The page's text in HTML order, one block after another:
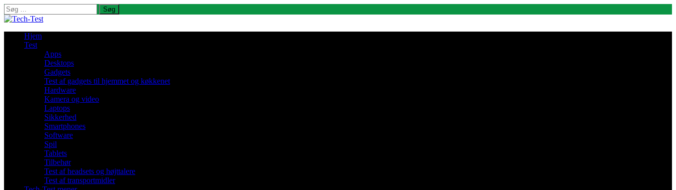
Søg
efter:
Hjem
Test
Apps
Desktops
Gadgets
Test af gadgets til hjemmet og køkkenet
Hardware
Kamera og video
Laptops
Sikkerhed
Smartphones
Software
Spil
Tablets
Tilbehør
Test af headsets og højttalere
Test af transportmidler